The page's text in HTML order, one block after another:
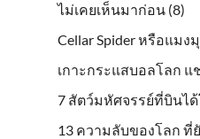
ไม่เคยเห็นมาก่อน (8)
Cellar Spider หรือแม
เกาะกระแสบอลโลก
7 สัตว์มหัศจรรย์ที่บินไ
13 ความลับของโลก ที่